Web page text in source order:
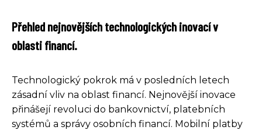
Přehled nejnovějších technologických inovací v
oblasti financí.
Technologický pokrok má v posledních letech
zásadní vliv na oblast financí. Nejnovější inovace
přinášejí revoluci do bankovnictví, platebních
systémů a správy osobních financí. Mobilní platby